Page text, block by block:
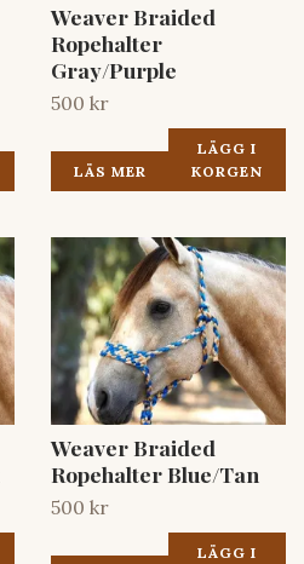
Weaver Braided
Ropehalter
Gray/Purple
500 kr
LÄS MER
LÄGG I
KORGEN
Weaver Braided
Ropehalter Blue/Tan
500 kr
LÄGG I